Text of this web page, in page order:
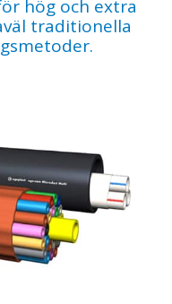
hög och extra
traditionella